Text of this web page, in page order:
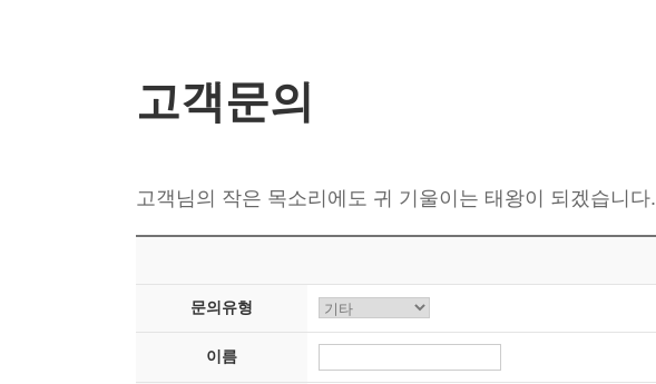
고객문의
고객님의 작은 목소리에도 귀 기울이는 태왕이 되겠습니다.
문의유형
이름